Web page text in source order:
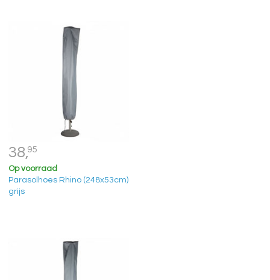
38,95
Op voorraad
Parasolhoes Rhino (248x53cm)
grijs